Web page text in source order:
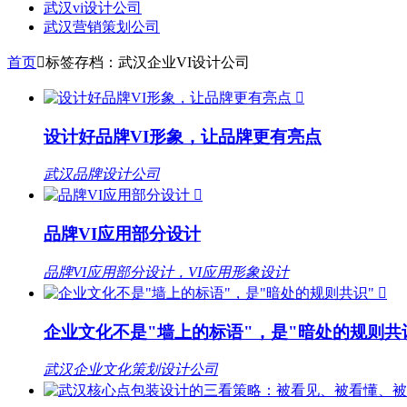
武汉vi设计公司
武汉营销策划公司
首页标签存档：武汉企业VI设计公司

设计好品牌VI形象，让品牌更有亮点
武汉品牌设计公司

品牌VI应用部分设计
品牌VI应用部分设计，VI应用形象设计

企业文化不是"墙上的标语"，是"暗处的规则
武汉企业文化策划设计公司